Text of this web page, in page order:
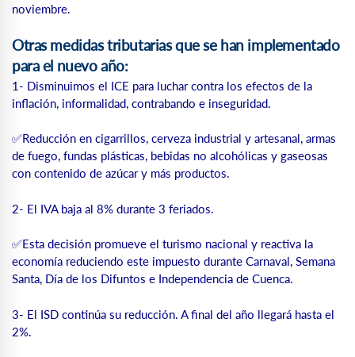
noviembre.
Otras medidas tributarias que se han implementado
para el nuevo año:
1- Disminuimos el ICE para luchar contra los efectos de la
inflación, informalidad, contrabando e inseguridad.
✅Reducción en cigarrillos, cerveza industrial y artesanal, armas
de fuego, fundas plásticas, bebidas no alcohólicas y gaseosas
con contenido de azúcar y más productos.
2- El IVA baja al 8% durante 3 feriados.
✅Esta decisión promueve el turismo nacional y reactiva la
economía reduciendo este impuesto durante Carnaval, Semana
Santa, Día de los Difuntos e Independencia de Cuenca.
3- El ISD continúa su reducción. A final del año llegará hasta el
2%.